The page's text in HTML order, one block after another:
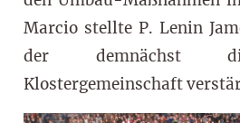
Marcio stellte P. Lenin
der demnächst
Klostergemeinschaft